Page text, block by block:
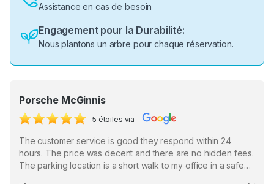
Assistance en cas de besoin
Engagement pour la Durabilité:
Nous plantons un arbre pour chaque réservation.
Porsche McGinnis
5 étoiles via
The customer service is good they respond within 24
hours. The price was decent and there are no hidden fees.
The parking location is a short walk to my office in a safe